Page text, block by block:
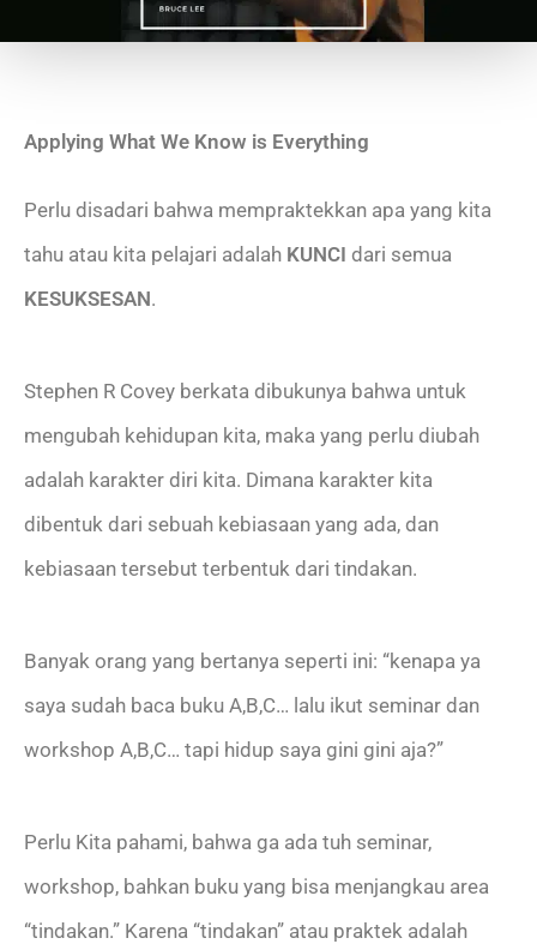
Applying What We Know is Everything
Perlu disadari bahwa mempraktekkan apa yang kita
tahu atau kita pelajari adalah KUNCI dari semua
KESUKSESAN.
Stephen R Covey berkata dibukunya bahwa untuk
mengubah kehidupan kita, maka yang perlu diubah
adalah karakter diri kita. Dimana karakter kita
dibentuk dari sebuah kebiasaan yang ada, dan
kebiasaan tersebut terbentuk dari tindakan.
Banyak orang yang bertanya seperti ini: “kenapa ya
saya sudah baca buku A,B,C… lalu ikut seminar dan
workshop A,B,C… tapi hidup saya gini gini aja?”
Perlu Kita pahami, bahwa ga ada tuh seminar,
workshop, bahkan buku yang bisa menjangkau area
“tindakan.” Karena “tindakan” atau praktek adalah